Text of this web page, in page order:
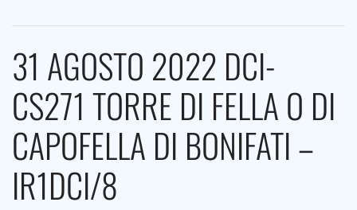
31 AGOSTO 2022 DCI-
CS271 TORRE DI FELLA O DI
CAPOFELLA DI BONIFATI –
IR1DCI/8